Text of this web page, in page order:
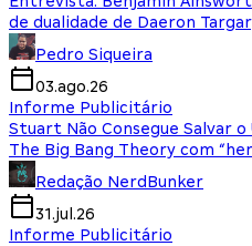
de dualidade de Daeron
Pedro Siqueira
03.ago.26
Informe Publicitário
Stuart Não Consegue Salvar
The Big Bang Theory com
Redação NerdBunker
31.jul.26
Informe Publicitário